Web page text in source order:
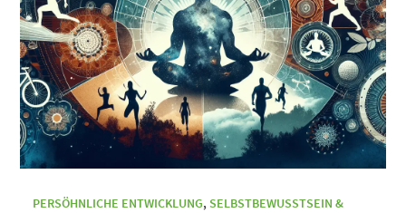
PERSÖHNLICHE ENTWICKLUNG, SELBSTBEWUSSTSEIN &